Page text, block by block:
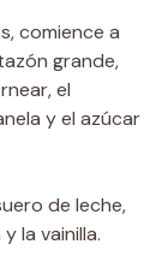
comience a
grande,
el
y el azúcar
de leche,
la vainilla.